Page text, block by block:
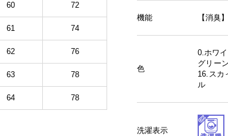
60 72
61 74
62 76
63 78
64 78
機能 【消臭】
色
0.ホワ
グリ
16.ス
ル
洗濯表示